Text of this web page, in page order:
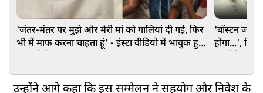
'जंतर-मंतर पर मुझे और मेरी मां को गालियां दी गईं, फिर
भी मैं माफ करना चाहता हूं' - इंस्टा वीडियो में भावुक हुए
'बॉस्टन जाकर
होगा...',
उन्होंने आगे कहा कि इस सम्मेलन ने सहयोग और निवेश के